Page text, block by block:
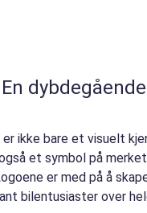
dybdegående
er ikke bare et visuelt
et symbol på
er med på å
bilentusiaster over